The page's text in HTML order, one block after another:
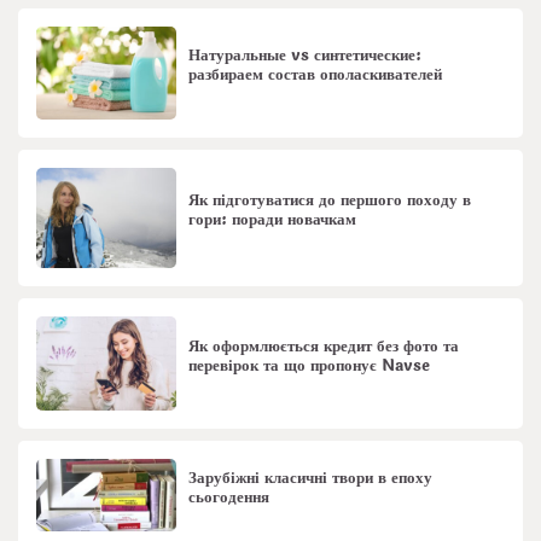
Натуральные vs синтетические:
разбираем состав ополаскивателей
Як підготуватися до першого походу в
гори: поради новачкам
Як оформлюється кредит без фото та
перевірок та що пропонує Navse
Зарубіжні класичні твори в епоху
сьогодення